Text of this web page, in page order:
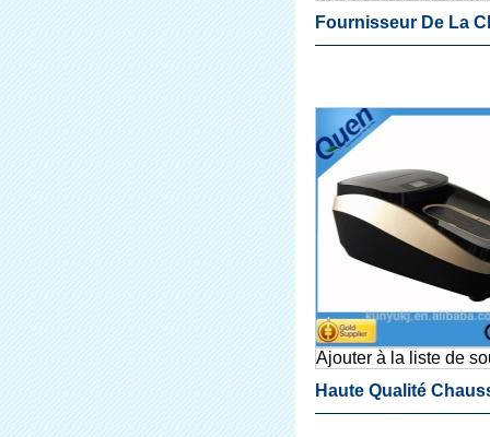
Fournisseur De La
Machines Pour Salle
D'opération
Ajouter à la liste de
Haute Qualité